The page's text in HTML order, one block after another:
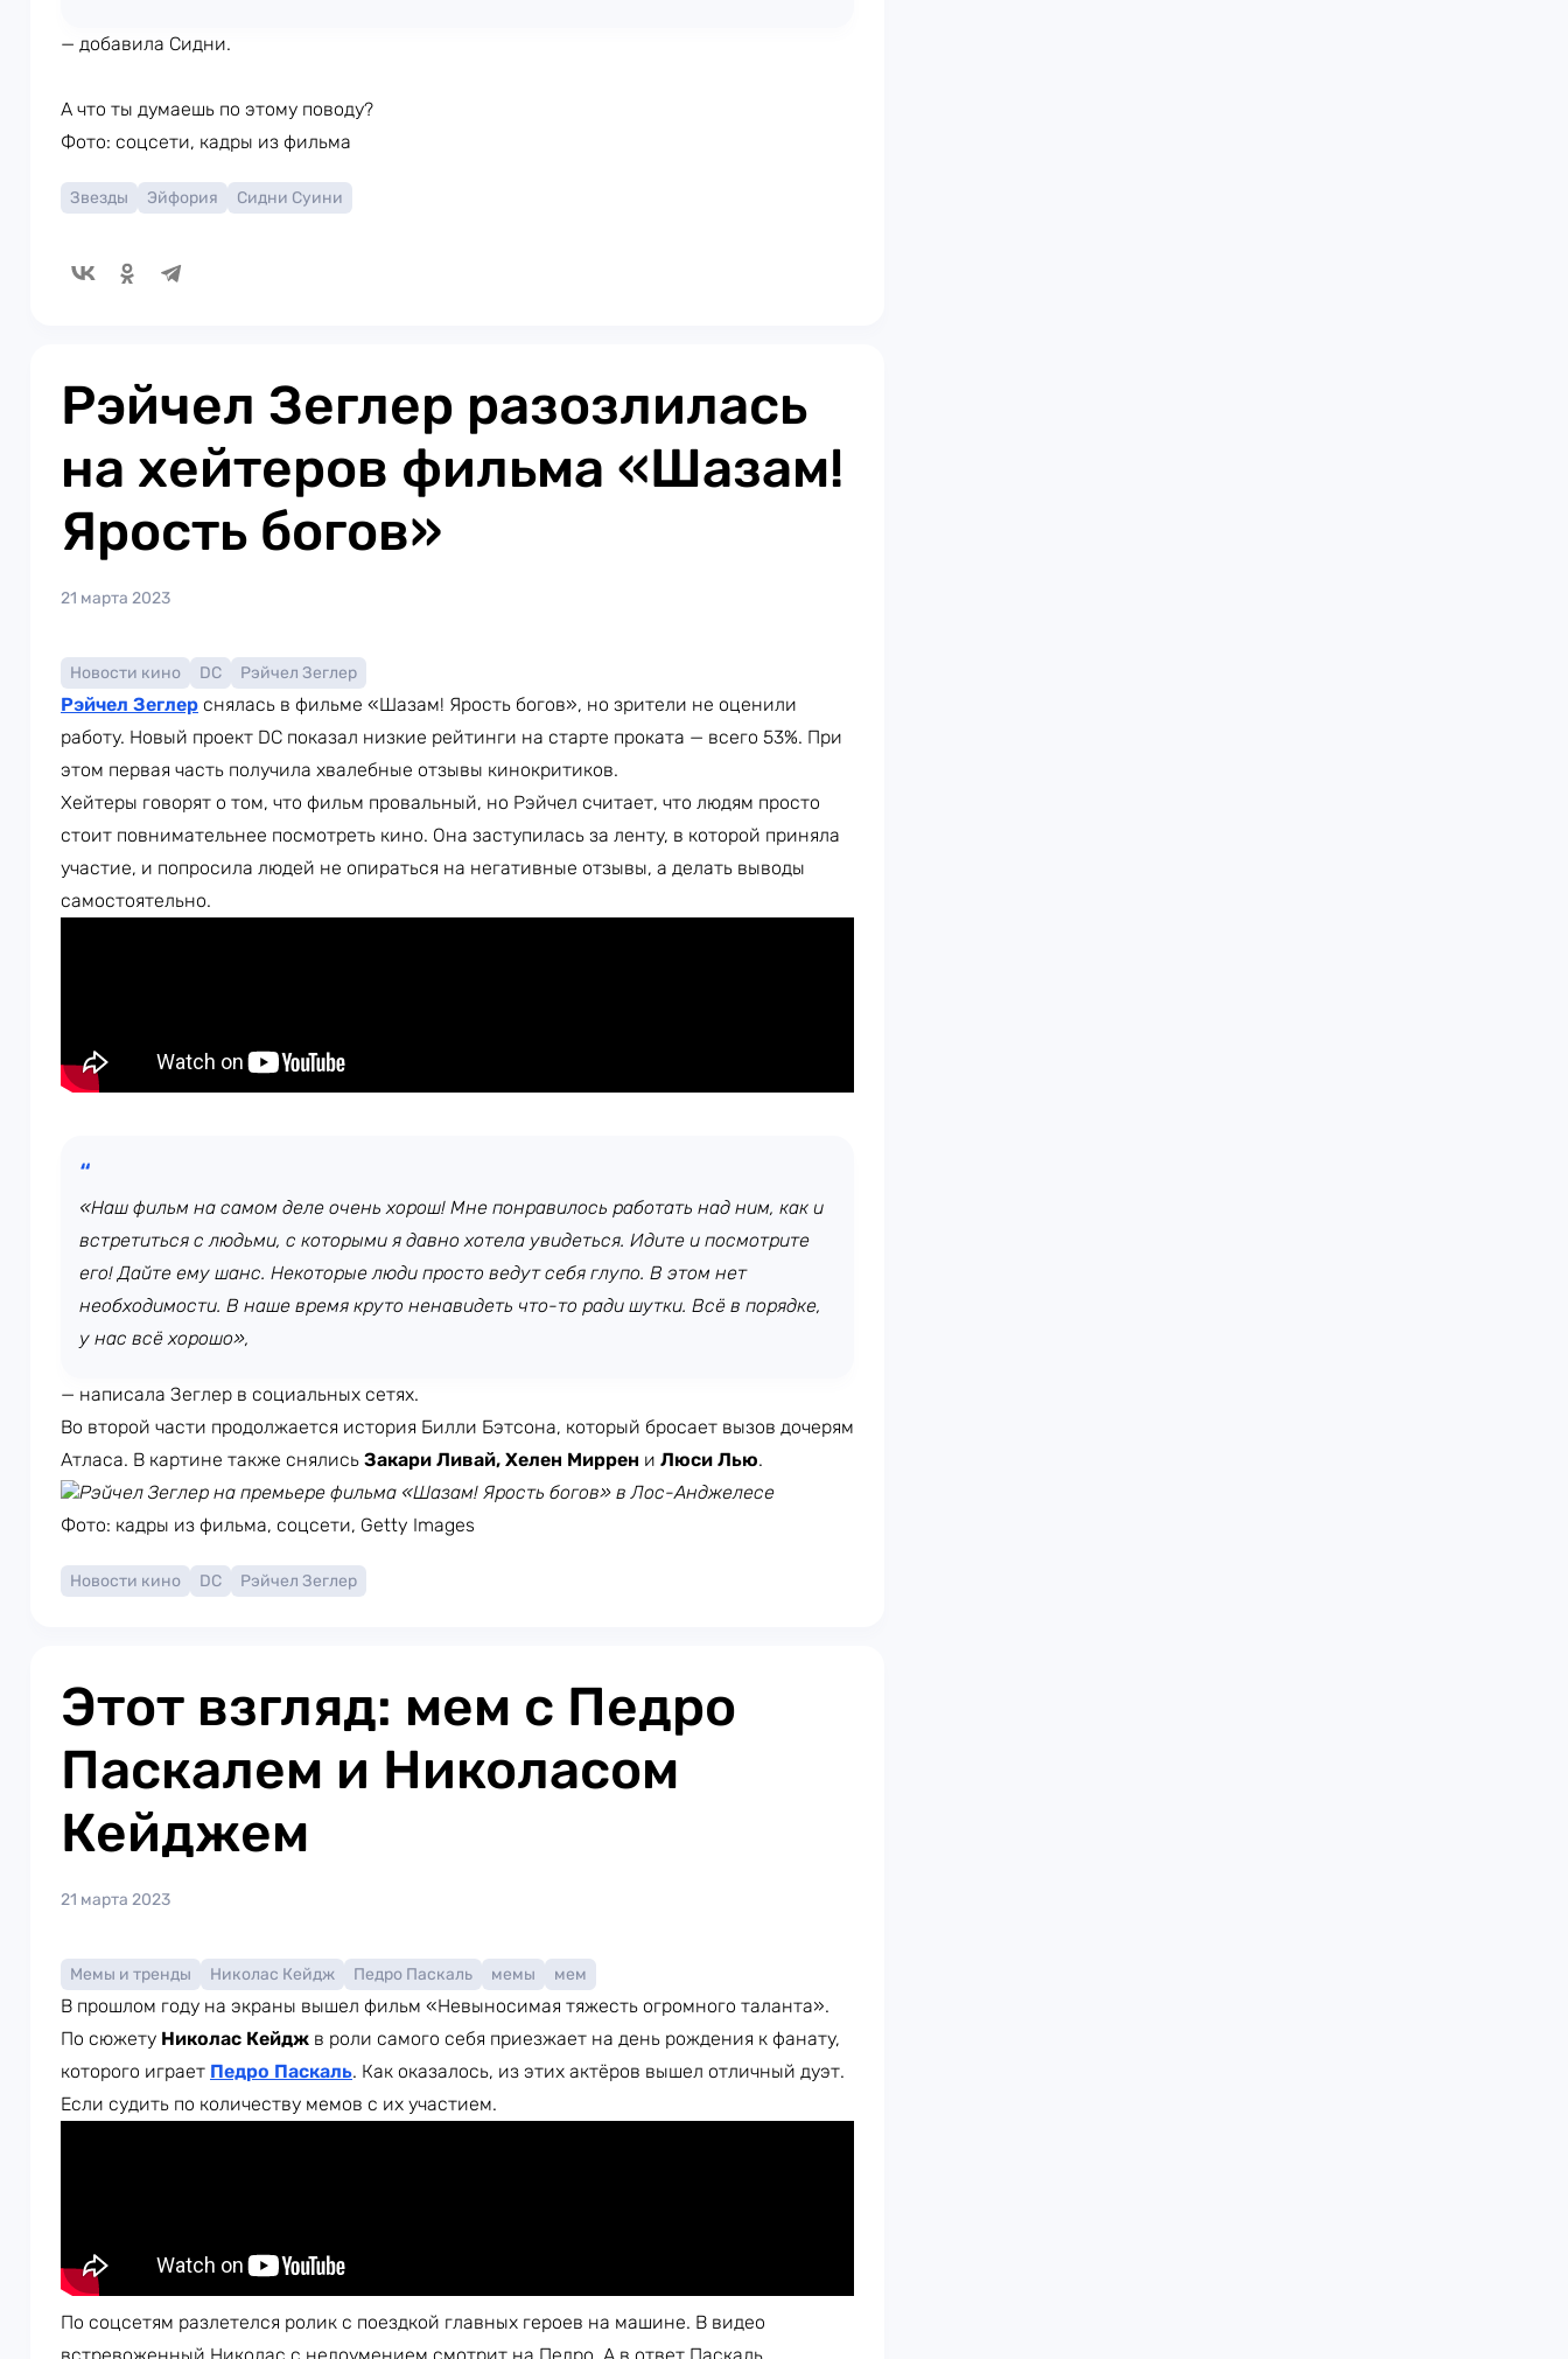
— добавила Сидни.
А что ты думаешь по этому поводу?
Фото: соцсети, кадры из фильма
Звезды Эйфория Сидни Суини
Рэйчел Зеглер разозлилась
на хейтеров фильма «Шазам!
Ярость богов»
21 марта 2023
Новости кино DC Рэйчел Зеглер
Рэйчел Зеглер снялась в фильме «Шазам! Ярость богов», но зрители не оценили
работу. Новый проект DC показал низкие рейтинги на старте проката — всего 53%. При
этом первая часть получила хвалебные отзывы кинокритиков.
Хейтеры говорят о том, что фильм провальный, но Рэйчел считает, что людям просто
стоит повнимательнее посмотреть кино. Она заступилась за ленту, в которой приняла
участие, и попросила людей не опираться на негативные отзывы, а делать выводы
самостоятельно.
«Наш фильм на самом деле очень хорош! Мне понравилось работать над ним, как и
встретиться с людьми, с которыми я давно хотела увидеться. Идите и посмотрите
его! Дайте ему шанс. Некоторые люди просто ведут себя глупо. В этом нет
необходимости. В наше время круто ненавидеть что-то ради шутки. Всё в порядке,
у нас всё хорошо»,
— написала Зеглер в социальных сетях.
Во второй части продолжается история Билли Бэтсона, который бросает вызов дочерям
Атласа. В картине также снялись Закари Ливай, Хелен Миррен и Люси Лью.
Рэйчел Зеглер на премьере фильма «Шазам! Ярость богов» в Лос-Анджелесе
Фото: кадры из фильма, соцсети, Getty Images
Новости кино DC Рэйчел Зеглер
Этот взгляд: мем с Педро
Паскалем и Николасом
Кейджем
21 марта 2023
Мемы и тренды Николас Кейдж Педро Паскаль мемы мем
В прошлом году на экраны вышел фильм «Невыносимая тяжесть огромного таланта».
По сюжету Николас Кейдж в роли самого себя приезжает на день рождения к фанату,
которого играет Педро Паскаль. Как оказалось, из этих актёров вышел отличный дуэт.
Если судить по количеству мемов с их участием.
По соцсетям разлетелся ролик с поездкой главных героев на машине. В видео